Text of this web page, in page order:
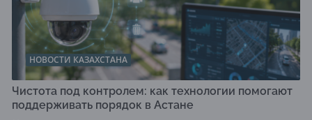
НОВОСТИ КАЗАХСТАНА
Чистота под контролем: как технологии помогают
поддерживать порядок в Астане